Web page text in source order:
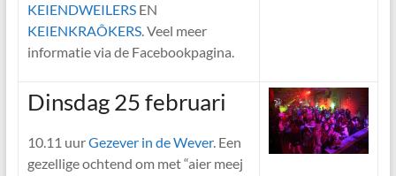
KEIENDWEILERSEN
KEIENKRAÔKERS. Veel meer
informatie via de Facebookpagina.
Dinsdag 25 februari
10.11 uurGezever in de Wever. Een
gezellige ochtend om met “aier meej